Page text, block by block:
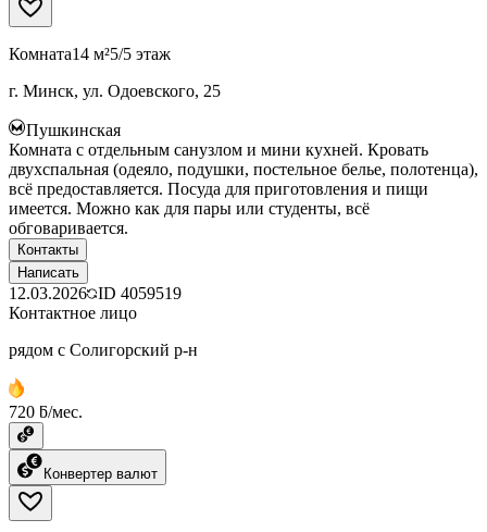
Комната14 м²5/5 этаж
г. Минск, ул. Одоевского, 25
Пушкинская
Комната с отдельным санузлом и мини кухней. Кровать
двухспальная (одеяло, подушки, постельное белье, полотенца),
всё предоставляется. Посуда для приготовления и пищи
имеется. Можно как для пары или студенты, всё
обговаривается.
Контакты
Написать
12.03.2026 ID 4059519
Контактное лицо
рядом с Солигорский р-н
720 ƃ/мес.
Конвертер валют